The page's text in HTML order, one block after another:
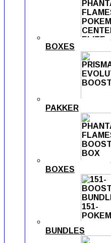
BOXES
PAKKER
BOXES
BUNDLES